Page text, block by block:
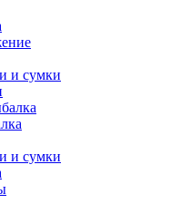
и сумки
и сумки